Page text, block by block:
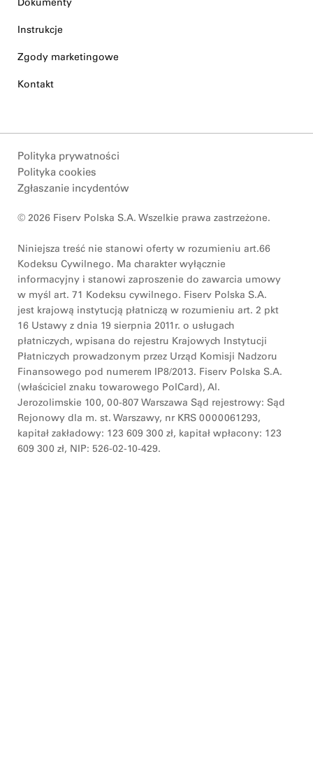
Instrukcje
Zgody marketingowe
Kontakt
Polityka prywatności
Polityka cookies
Zgłaszanie incydentów
© 2026 Fiserv Polska S.A. Wszelkie prawa zastrzeżone.
Niniejsza treść nie stanowi oferty w rozumieniu art.66
Kodeksu Cywilnego. Ma charakter wyłącznie
informacyjny i stanowi zaproszenie do zawarcia umowy
w myśl art. 71 Kodeksu cywilnego. Fiserv Polska S.A.
jest krajową instytucją płatniczą w rozumieniu art. 2 pkt
16 Ustawy z dnia 19 sierpnia 2011r. o usługach
płatniczych, wpisana do rejestru Krajowych Instytucji
Płatniczych prowadzonym przez Urząd Komisji Nadzoru
Finansowego pod numerem IP8/2013. Fiserv Polska S.A.
(właściciel znaku towarowego PolCard), Al.
Jerozolimskie 100, 00-807 Warszawa Sąd rejestrowy: Sąd
Rejonowy dla m. st. Warszawy, nr KRS 0000061293,
kapitał zakładowy: 123 609 300 zł, kapitał wpłacony: 123
609 300 zł, NIP: 526-02-10-429.